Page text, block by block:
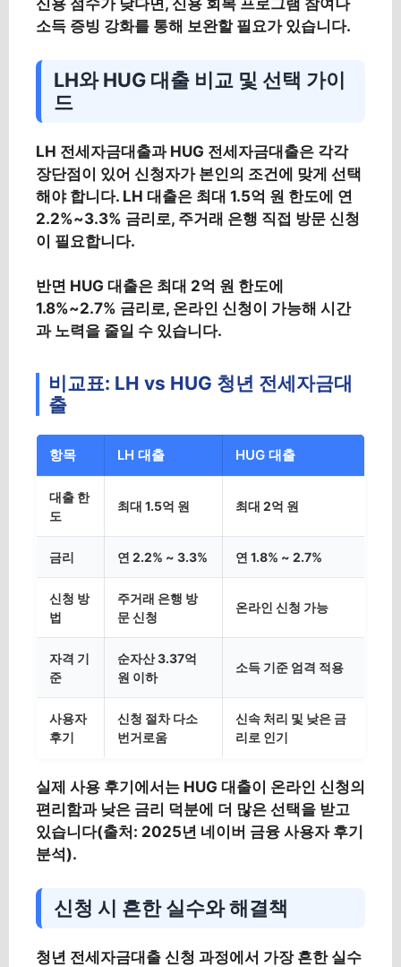
신용 점수가 낮다면, 신용 회복 프로그램 참여나
소득 증빙 강화를 통해 보완할 필요가 있습니다.
LH와 HUG 대출 비교 및 선택 가이
드
LH 전세자금대출과 HUG 전세자금대출은 각각
장단점이 있어 신청자가 본인의 조건에 맞게 선택
해야 합니다. LH 대출은 최대 1.5억 원 한도에 연
2.2%~3.3% 금리로, 주거래 은행 직접 방문 신청
이 필요합니다.
반면 HUG 대출은 최대 2억 원 한도에
1.8%~2.7% 금리로, 온라인 신청이 가능해 시간
과 노력을 줄일 수 있습니다.
비교표: LH vs HUG 청년 전세자금대
출
항목 LH 대출 HUG 대출
대출 한
도
최대 1.5억 원 최대 2억 원
금리 연 2.2% ~ 3.3% 연 1.8% ~ 2.7%
신청 방
법
주거래 은행 방
문 신청
온라인 신청 가능
자격 기
준
순자산 3.37억
원 이하
소득 기준 엄격 적용
사용자
후기
신청 절차 다소
번거로움
신속 처리 및 낮은 금
리로 인기
실제 사용 후기에서는 HUG 대출이 온라인 신청의
편리함과 낮은 금리 덕분에 더 많은 선택을 받고
있습니다(출처: 2025년 네이버 금융 사용자 후기
분석).
신청 시 흔한 실수와 해결책
청년 전세자금대출 신청 과정에서 가장 흔한 실수